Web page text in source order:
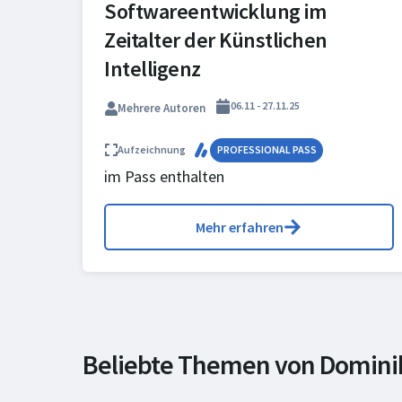
Softwareentwicklung im
Zeitalter der Künstlichen
Intelligenz
Mehrere Autoren 06.11 - 27.11.25
Aufzeichnung PROFESSIONAL PASS
im Pass enthalten
Mehr erfahren
Beliebte Themen von
Softwareentwicklung
Künstliche Intelligenz &